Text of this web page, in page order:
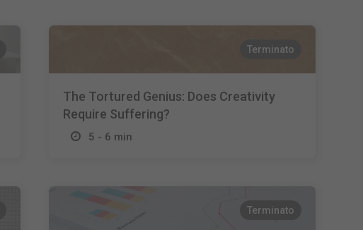
Terminato
The Tortured Genius: Does Creativity
Require Suffering?
5 - 6 min
Terminato